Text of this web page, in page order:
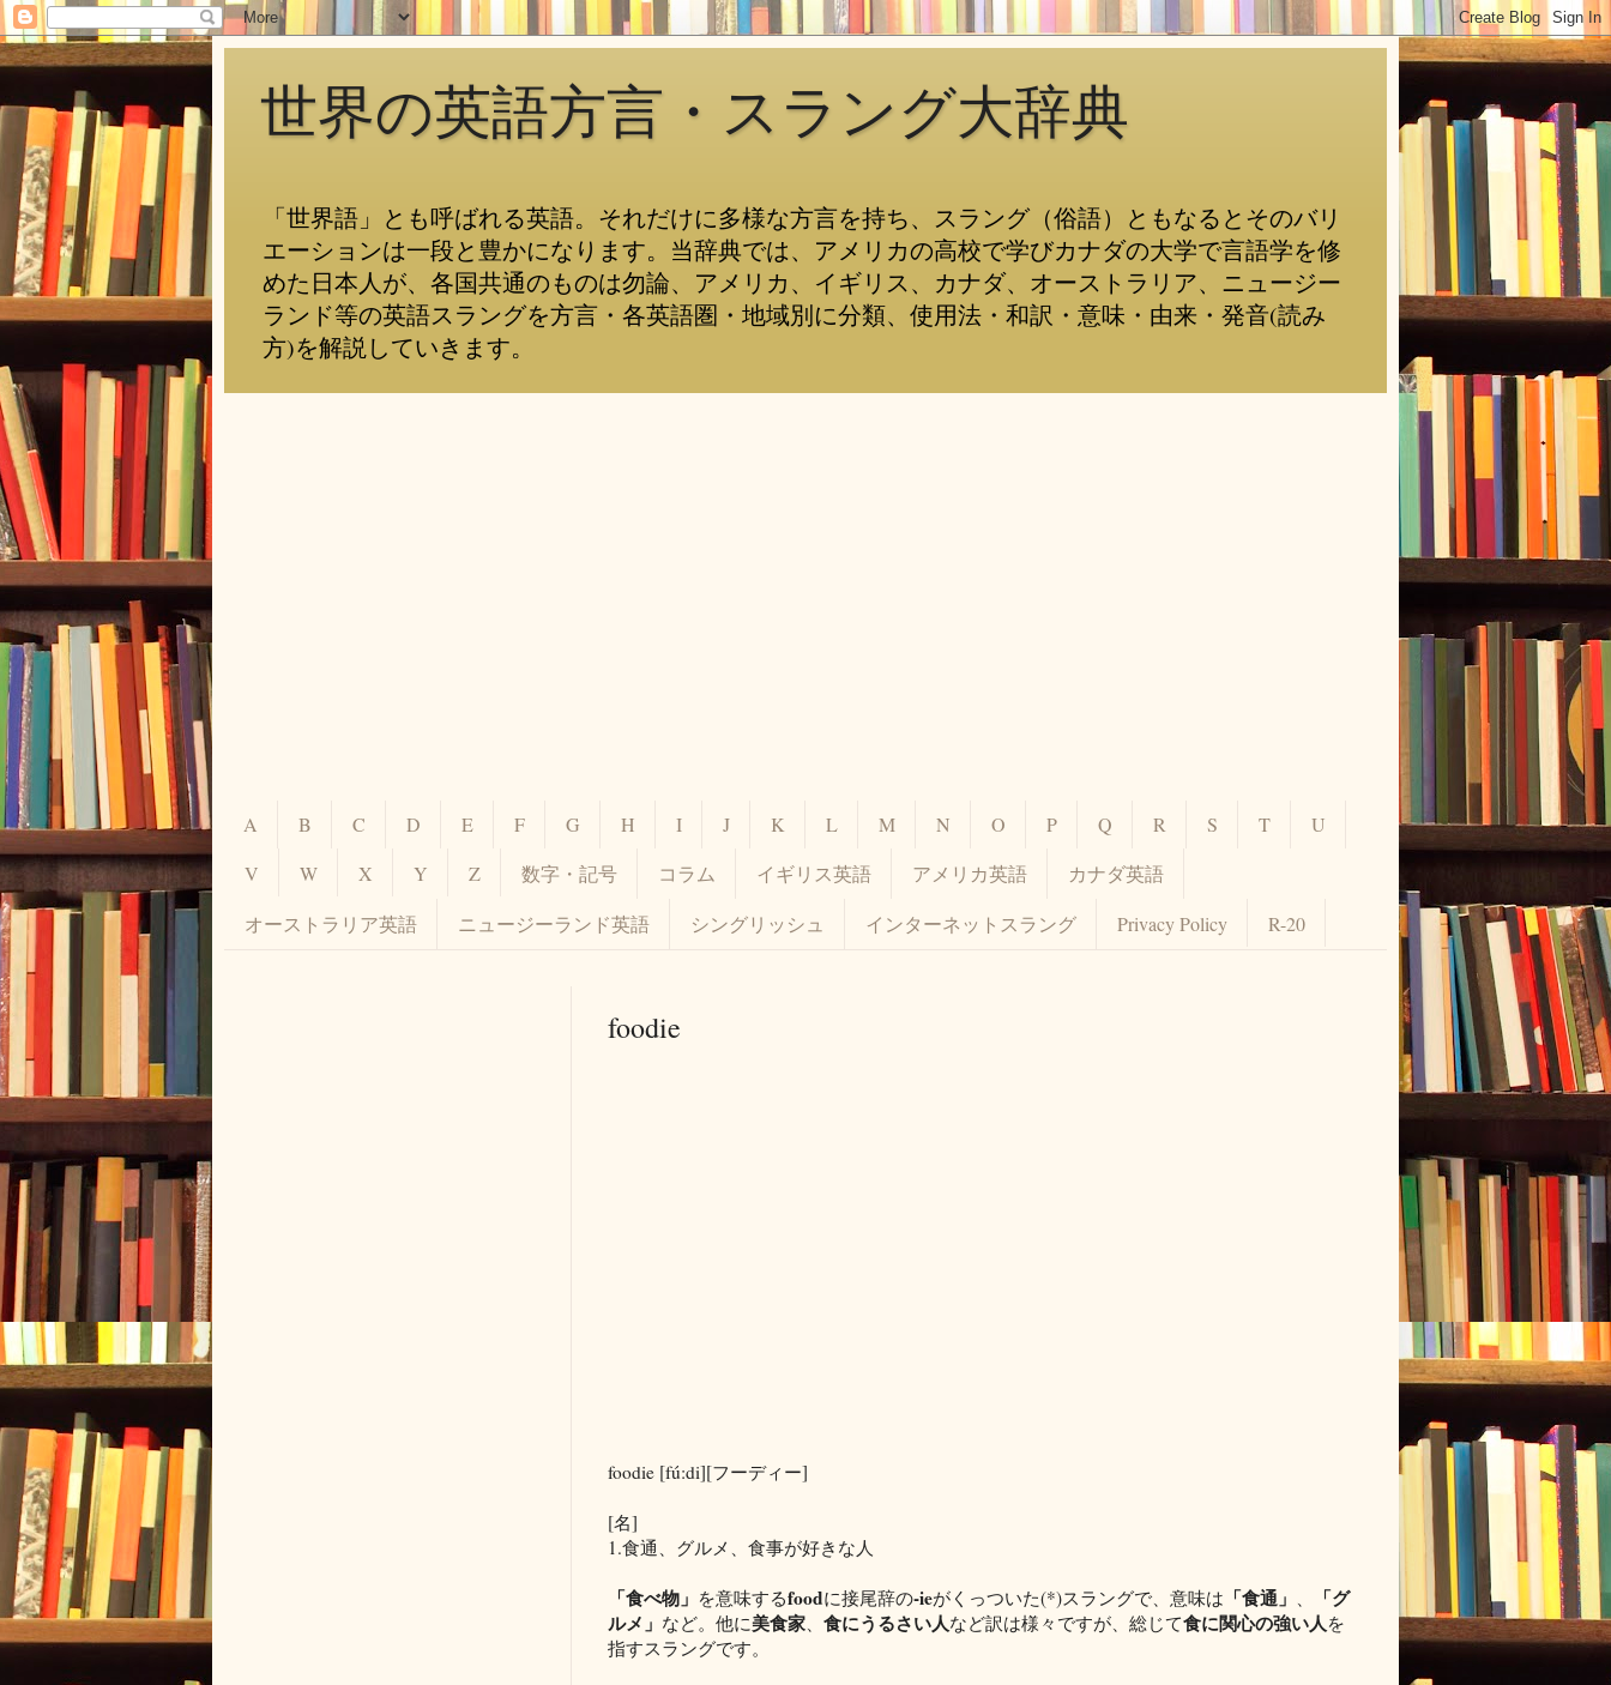
世界の英語方言・スラング大辞典
「世界語」とも呼ばれる英語。それだけに多様な方言を持ち、スラング（俗語）ともなるとそのバリ
エーションは一段と豊かになります。当辞典では、アメリカの高校で学びカナダの大学で言語学を修
めた日本人が、各国共通のものは勿論、アメリカ、イギリス、カナダ、オーストラリア、ニュージー
ランド等の英語スラングを方言・各英語圏・地域別に分類、使用法・和訳・意味・由来・発音(読み
方)を解説していきます。
A B C D E F G H I J K L M N O P Q R S T
U
V
W X Y Z 数字・記号 コラム イギリス英語 アメリカ英語 カナダ英語
オーストラリア英語 ニュージーランド英語 シングリッシュ インターネットスラング Privacy Policy R-20
foodie
foodie [fú:di][フーディー]
[名]
1.食通、グルメ、食事が好きな人
「食べ物」 を意味するfoodに接尾辞の-ieがくっついた(*)スラングで、意味は 「食通」 、
「グ
ルメ」 など。他に美食家、 食にうるさい人など訳は様々ですが、総じて食に関心の強い人を
指すスラングです。